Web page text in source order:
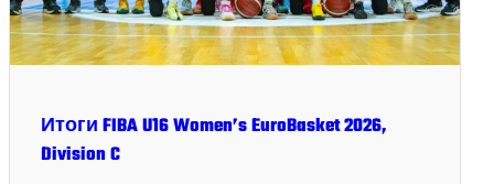
Итоги FIBA U16 Women’s EuroBasket 2026,
Division C